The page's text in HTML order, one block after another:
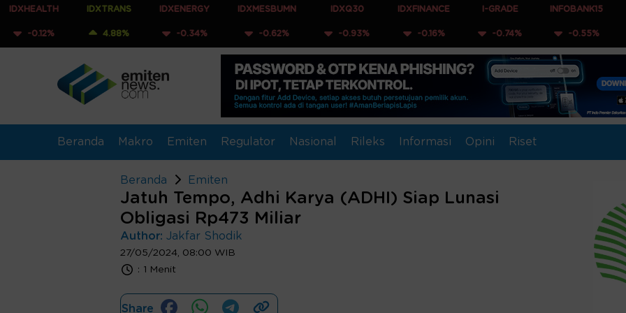
IDXTRANS
4.88%
IDXENERGY
-0.34%
IDXMESBUMN
-0.62%
IDXQ30
-0.93%
IDXFINANCE
-0.16%
I-GRADE
-0.74%
INFOBANK15
-0.55% -
Beranda Makro Emiten Regulator Nasional Rileks Informasi Opini Riset
Beranda Emiten
Jatuh Tempo, Adhi Karya (ADHI) Siap Lunasi
Obligasi Rp473 Miliar
Author: Jakfar Shodik
27/05/2024, 08:00 WIB
: 1 Menit
Share